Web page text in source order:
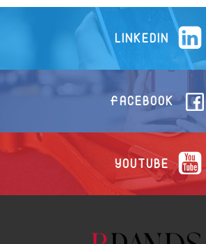
LINKEDIN
FACEBOOK
YOUTUBE